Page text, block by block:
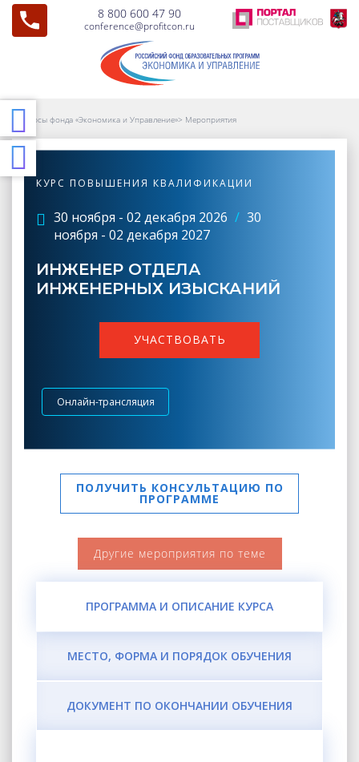
8 800 600 47 90
conference@profitcon.ru
Курсы фонда «Экономика и Управление»> Мероприятия
КУРС ПОВЫШЕНИЯ КВАЛИФИКАЦИИ
30 ноября - 02 декабря 2026 / 30
ноября - 02 декабря 2027
ИНЖЕНЕР ОТДЕЛА
ИНЖЕНЕРНЫХ ИЗЫСКАНИЙ
УЧАСТВОВАТЬ
Онлайн-трансляция
ПОЛУЧИТЬ КОНСУЛЬТАЦИЮ ПО
ПРОГРАММЕ
Другие мероприятия по теме
ПРОГРАММА И ОПИСАНИЕ КУРСА
МЕСТО, ФОРМА И ПОРЯДОК ОБУЧЕНИЯ
ДОКУМЕНТ ПО ОКОНЧАНИИ ОБУЧЕНИЯ